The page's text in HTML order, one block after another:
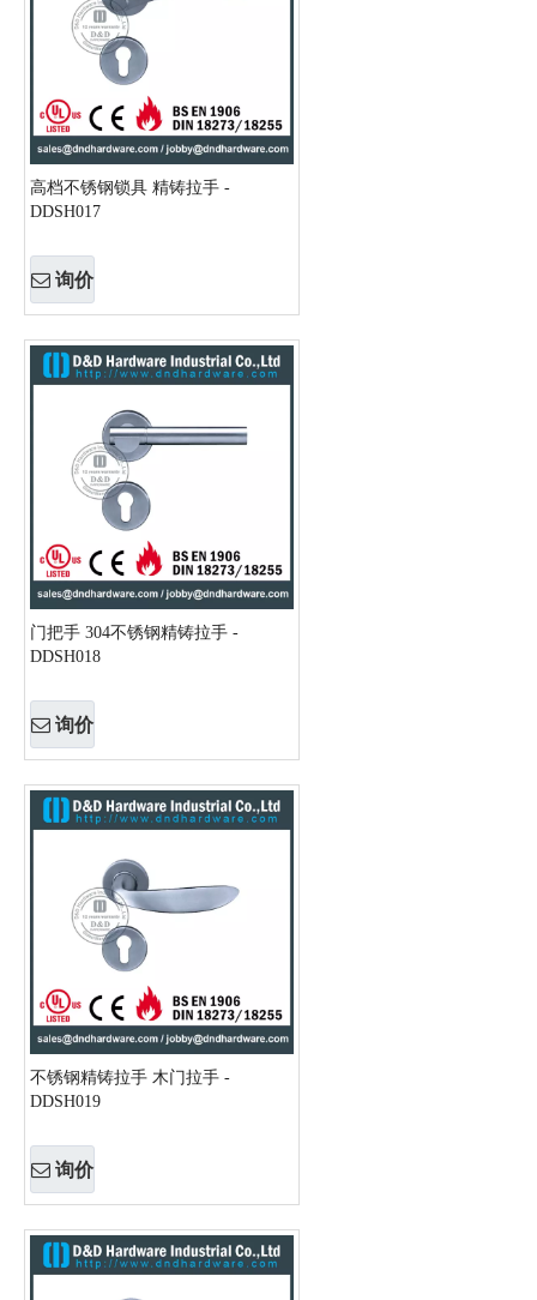
高档不锈钢锁具 精铸拉手 -
DDSH017
询价
门把手 304不锈钢精铸拉手 -
DDSH018
询价
不锈钢精铸拉手 木门拉手 -
DDSH019
询价